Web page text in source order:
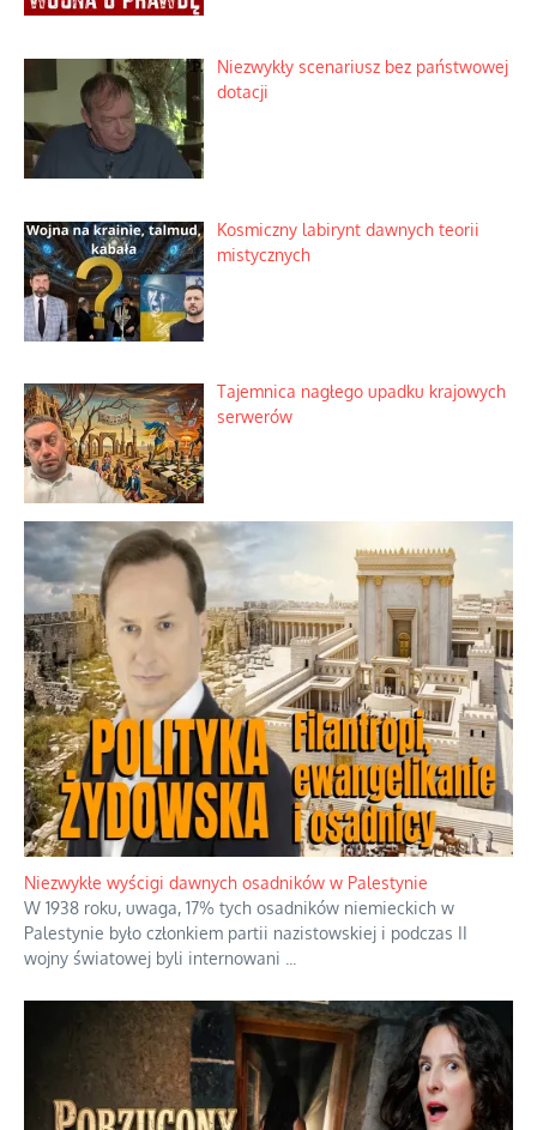
Kosmiczny labirynt dawnych teorii
mistycznych
Tajemnica nagłego upadku krajowych
serwerów